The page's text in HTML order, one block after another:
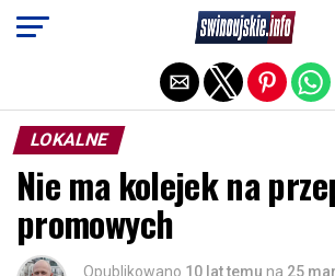
LOKALNE
Nie ma kolejek na
promowych
Opublikowano 10 lat temu na 25
Exit mobile version